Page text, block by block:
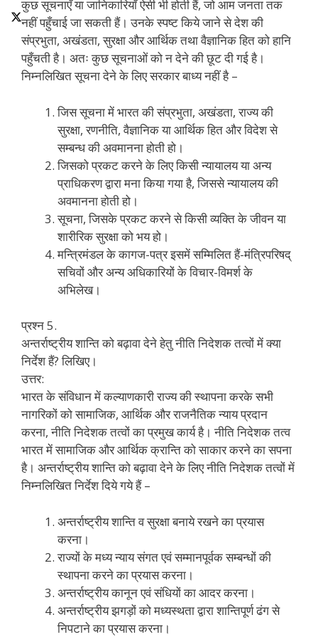
कुछ सूचनाएँ या जानिकारियाँ ऐसी भी होती हैं, जो आम जनता तक
नहीं पहुँचाई जा सकती हैं। उनके स्पष्ट किये जाने से देश की
संप्रभुता, अखंडता, सुरक्षा और आर्थिक तथा वैज्ञानिक हित को हानि
पहुँचती है। अतः कुछ सूचनाओं को न देने की छूट दी गई है।
निम्नलिखित सूचना देने के लिए सरकार बाध्य नहीं है –
जिस सूचना में भारत की संप्रभुता, अखंडता, राज्य की
सुरक्षा, रणनीति, वैज्ञानिक या आर्थिक हित और विदेश से
सम्बन्ध की अवमानना होती हो।
जिसको प्रकट करने के लिए किसी न्यायालय या अन्य
प्राधिकरण द्वारा मना किया गया है, जिससे न्यायालय की
अवमानना होती हो।
सूचना, जिसके प्रकट करने से किसी व्यक्ति के जीवन या
शारीरिक सुरक्षा को भय हो।
मन्त्रिमंडल के कागज-पत्र इसमें सम्मिलित हैं-मंत्रिपरिषद्
सचिवों और अन्य अधिकारियों के विचार-विमर्श के
अभिलेख।
प्रश्न 5.
अन्तर्राष्ट्रीय शान्ति को बढ़ावा देने हेतु नीति निदेशक तत्वों में क्या
निर्देश हैं? लिखिए।
उत्तर:
भारत के संविधान में कल्याणकारी राज्य की स्थापना करके सभी
नागरिकों को सामाजिक, आर्थिक और राजनैतिक न्याय प्रदान
करना, नीति निदेशक तत्वों का प्रमुख कार्य है। नीति निदेशक तत्व
भारत में सामाजिक और आर्थिक क्रान्ति को साकार करने का सपना
है। अन्तर्राष्ट्रीय शान्ति को बढ़ावा देने के लिए नीति निदेशक तत्वों में
निम्नलिखित निर्देश दिये गये हैं –
अन्तर्राष्ट्रीय शान्ति व सुरक्षा बनाये रखने का प्रयास
करना।
राज्यों के मध्य न्याय संगत एवं सम्मानपूर्वक सम्बन्धों की
स्थापना करने का प्रयास करना।
अन्तर्राष्ट्रीय कानून एवं संधियों का आदर करना।
अन्तर्राष्ट्रीय झगड़ों को मध्यस्थता द्वारा शान्तिपूर्ण ढंग से
निपटाने का प्रयास करना।